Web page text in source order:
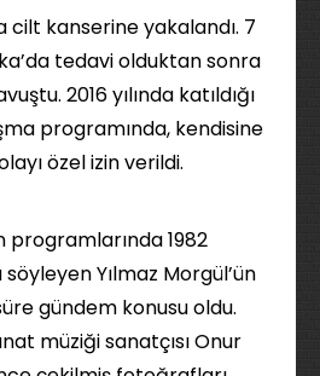
cilt kanserine yakalandı. 7
tedavi olduktan sonra
2016 yılında katıldığı
programında, kendisine
özel izin verildi.
programlarında 1982
Yılmaz Morgül’ün
gündem konusu oldu.
müziği sanatçısı Onur